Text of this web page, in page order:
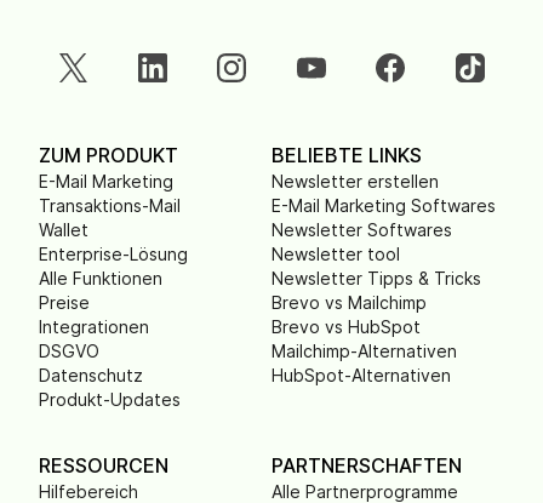
ZUM PRODUKT
E-Mail Marketing
Transaktions-Mail
Wallet
Enterprise-Lösung
Alle Funktionen
Preise
Integrationen
DSGVO
Datenschutz
Produkt-Updates
BELIEBTE LINKS
Newsletter erstellen
E-Mail Marketing Softwares
Newsletter Softwares
Newsletter tool
Newsletter Tipps & Tricks
Brevo vs Mailchimp
Brevo vs HubSpot
Mailchimp-Alternativen
HubSpot-Alternativen
RESSOURCEN
Hilfebereich
PARTNERSCHAFTEN
Alle Partnerprogramme